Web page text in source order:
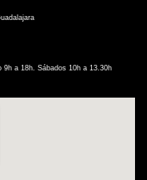
9h a 18h. Sábados 10h a 13.30h